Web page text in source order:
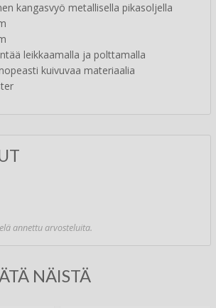
kangasvyö metallisella pikasoljella
leikkaamalla ja polttamalla
kuivuvaa materiaalia
annettu arvosteluita.
NÄISTÄ